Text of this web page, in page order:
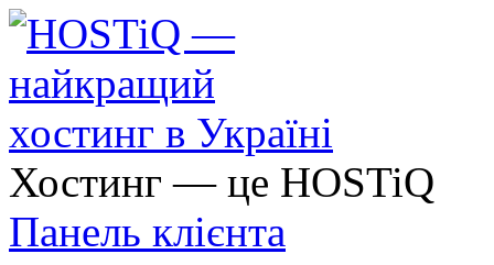
Хостинг — це HOSTiQ
Панель клієнта